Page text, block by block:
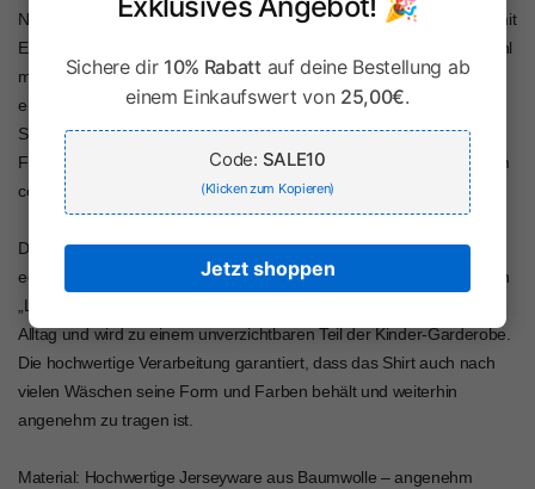
Naturburschen, die sich gerne in der Natur austoben und die Welt mit
Entdeckergeist erkunden. Es lässt sich vielseitig kombinieren, sowohl
mit Jeans als auch mit klassischen Trachtenhosen, und sorgt für
einen modernen, aber gleichzeitig traditionellen Look. Egal, ob beim
Spielen im Garten, beim Ausflug in die Natur oder bei einem
Familienfest – dieses T-Shirt passt immer und lässt Ihr Kind in einem
coolen, selbstbewussten Look strahlen.
Das T-Shirt ist nicht nur funktional und praktisch, sondern auch ein
echter Hingucker, der die lässige, freche Persönlichkeit eines kleinen
„Lausbubs“ unterstreicht. Es ist das perfekte Kleidungsstück für den
Alltag und wird zu einem unverzichtbaren Teil der Kinder-Garderobe.
Die hochwertige Verarbeitung garantiert, dass das Shirt auch nach
vielen Wäschen seine Form und Farben behält und weiterhin
angenehm zu tragen ist.
Material: Hochwertige Jerseyware aus Baumwolle – angenehm
Sichere dir 10% Rabattauf deine Bestellung ab
einem Einkaufswert von 25,00€.
Code: SALE10
(Klicken zum Kopieren)
Jetzt shoppen